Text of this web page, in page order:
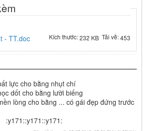
- TT.doc Kích thước:232 KBTải về:453
lực cho bằng nhụt chí
dốt cho bằng lười biếng
lòng cho bằng ... có gái đẹp đứng trước
:y171::y171::y171: